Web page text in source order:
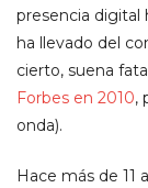
presencia digital
ha llevado del
cierto, suena
Forbes en 2010,
onda).
Hace más de 11